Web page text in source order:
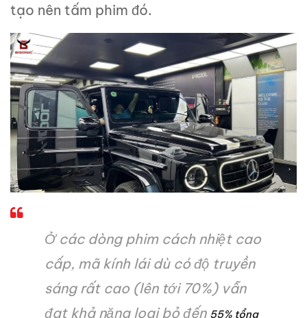
tạo nên tấm phim đó.
Ở các dòng phim cách nhiệt cao
cấp, mã kính lái dù có độ truyền
sáng rất cao (lên tới 70%) vẫn
đạt khả năng loại bỏ đến 55% tổng